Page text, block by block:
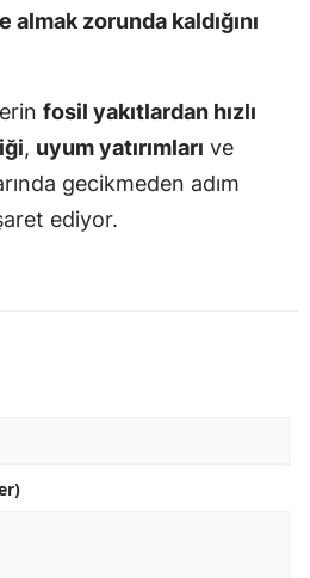
zorunda kaldığını
fosil yakıtlardan hızlı
, uyum yatırımları ve
gecikmeden adım
ediyor.